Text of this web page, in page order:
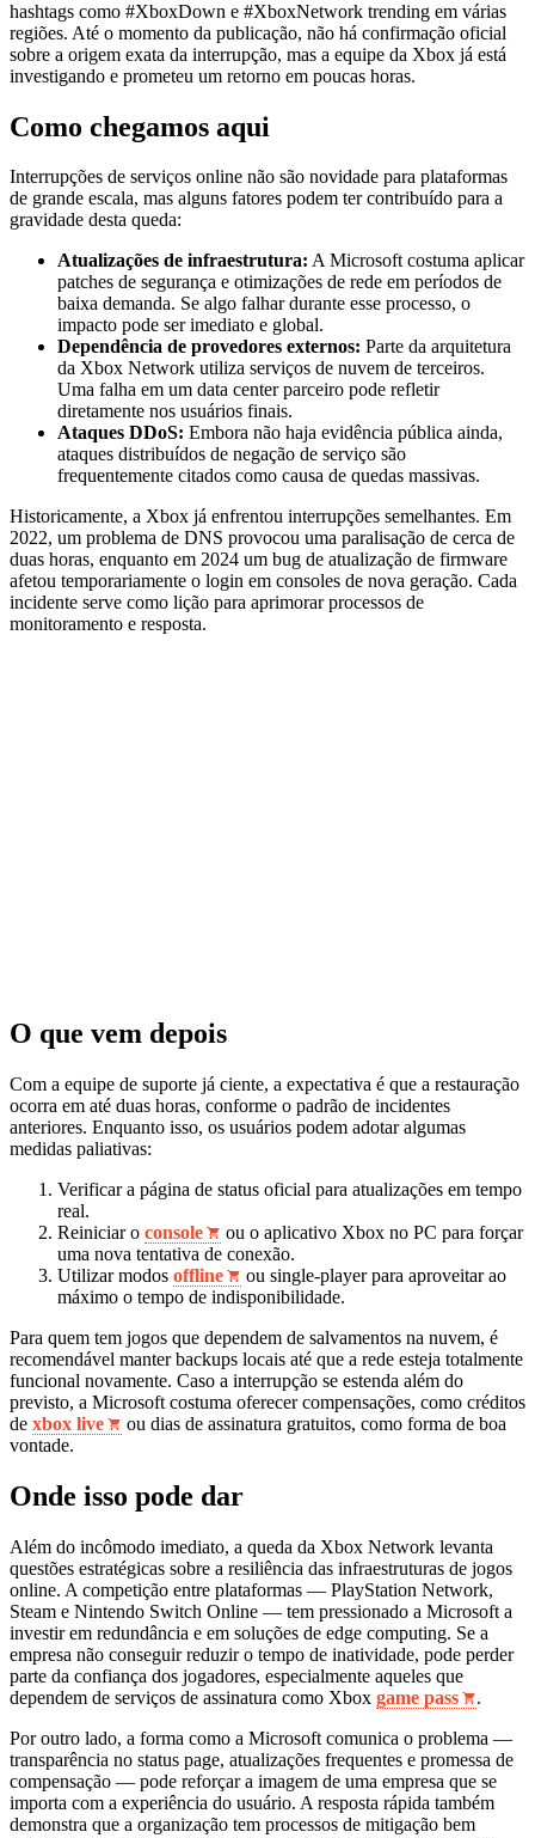
hashtags como #XboxDown e #XboxNetwork trending em várias
regiões. Até o momento da publicação, não há confirmação oficial
sobre a origem exata da interrupção, mas a equipe da Xbox já está
investigando e prometeu um retorno em poucas horas.
Como chegamos aqui
Interrupções de serviços online não são novidade para plataformas
de grande escala, mas alguns fatores podem ter contribuído para a
gravidade desta queda:
Atualizações de infraestrutura: A Microsoft costuma aplicar
patches de segurança e otimizações de rede em períodos de
baixa demanda. Se algo falhar durante esse processo, o
impacto pode ser imediato e global.
Dependência de provedores externos: Parte da arquitetura
da Xbox Network utiliza serviços de nuvem de terceiros.
Uma falha em um data center parceiro pode refletir
diretamente nos usuários finais.
Ataques DDoS: Embora não haja evidência pública ainda,
ataques distribuídos de negação de serviço são
frequentemente citados como causa de quedas massivas.
Historicamente, a Xbox já enfrentou interrupções semelhantes. Em
2022, um problema de DNS provocou uma paralisação de cerca de
duas horas, enquanto em 2024 um bug de atualização de firmware
afetou temporariamente o login em consoles de nova geração. Cada
incidente serve como lição para aprimorar processos de
monitoramento e resposta.
O que vem depois
Com a equipe de suporte já ciente, a expectativa é que a restauração
ocorra em até duas horas, conforme o padrão de incidentes
anteriores. Enquanto isso, os usuários podem adotar algumas
medidas paliativas:
Verificar a página de status oficial para atualizações em tempo
real.
Reiniciar o console
ou o aplicativo Xbox no PC para forçar
uma nova tentativa de conexão.
Utilizar modos offline
ou single-player para aproveitar ao
máximo o tempo de indisponibilidade.
Para quem tem jogos que dependem de salvamentos na nuvem, é
recomendável manter backups locais até que a rede esteja totalmente
funcional novamente. Caso a interrupção se estenda além do
previsto, a Microsoft costuma oferecer compensações, como créditos
de xbox live
ou dias de assinatura gratuitos, como forma de boa
vontade.
Onde isso pode dar
Além do incômodo imediato, a queda da Xbox Network levanta
questões estratégicas sobre a resiliência das infraestruturas de jogos
online. A competição entre plataformas — PlayStation Network,
Steam e Nintendo Switch Online — tem pressionado a Microsoft a
investir em redundância e em soluções de edge computing. Se a
empresa não conseguir reduzir o tempo de inatividade, pode perder
parte da confiança dos jogadores, especialmente aqueles que
dependem de serviços de assinatura como Xbox game pass
.
Por outro lado, a forma como a Microsoft comunica o problema —
transparência no status page, atualizações frequentes e promessa de
compensação — pode reforçar a imagem de uma empresa que se
importa com a experiência do usuário. A resposta rápida também
demonstra que a organização tem processos de mitigação bem